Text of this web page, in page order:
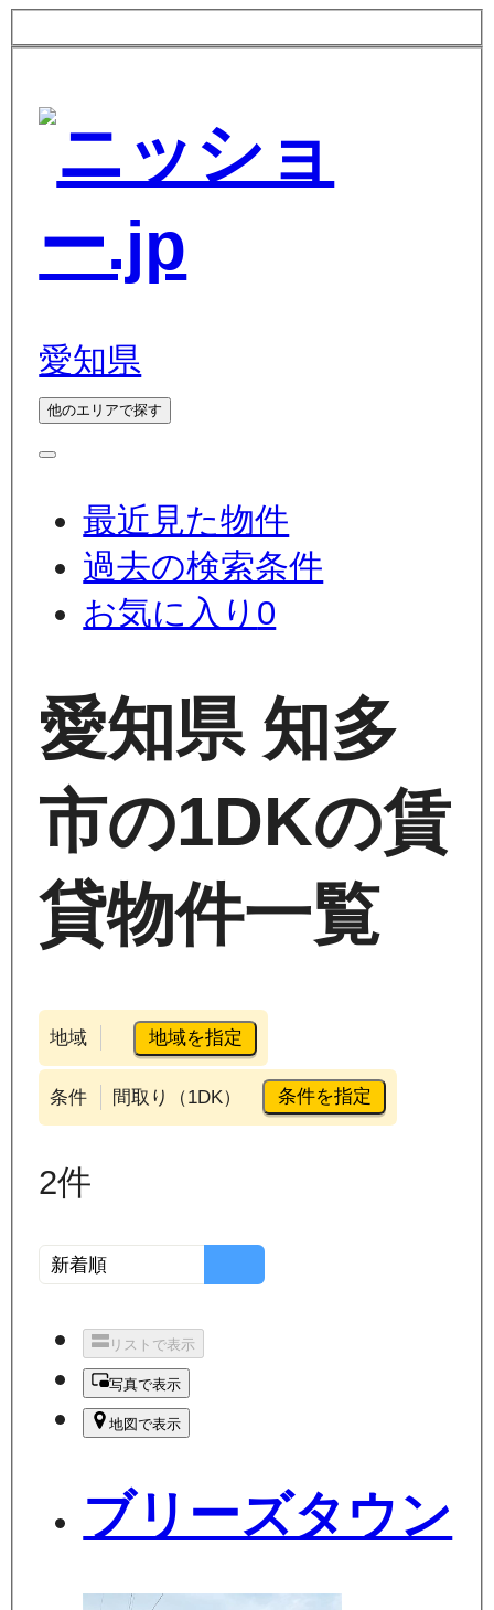
愛知県
他のエリアで探す
最近見た物件
過去の検索条件
お気に入り 0
愛知県 知多
市の1DKの賃
貸物件一覧
地域 地域を指定
条件 間取り（1DK） 条件を指定
2件
リストで表示
写真で表示
地図で表示
ブリーズタウン